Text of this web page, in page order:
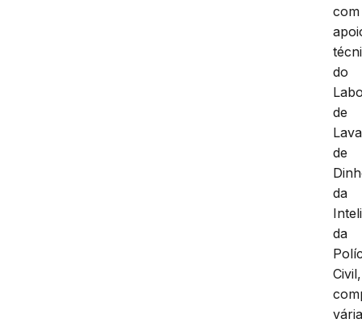
com
do
de
de
da
da
Civil,